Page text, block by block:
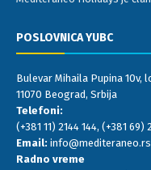
individualnim hotelskim
break aranžmana.
Mediteraneo Holidays je
POSLOVNICA YUBC
Bulevar Mihaila Pupina 10v,
11070 Beograd, Srbija